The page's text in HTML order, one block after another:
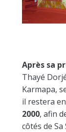
Après sa
Thayé
Karmapa,
il restera en
2000, afin
côtés de